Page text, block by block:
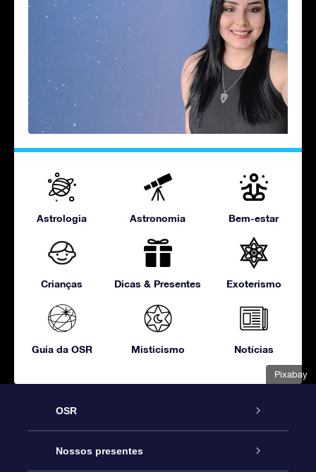
Pixabay
Astrologia Astronomia Bem-estar
Crianças Dicas & Presentes Exoterismo
Guia da OSR Misticismo Notícias
OSR
Serviço
Nossos presentes